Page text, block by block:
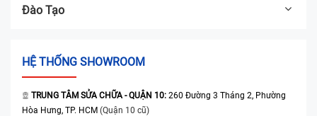
Đào Tạo
HỆ THỐNG SHOWROOM
TRUNG TÂM SỬA CHỮA - QUẬN 10: 260 Đường 3 Tháng 2, Phường
Hòa Hưng, TP. HCM (Quận 10 cũ)